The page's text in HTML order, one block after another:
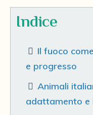
Indice
Il fuoco
e progresso
Animali
adattamento e